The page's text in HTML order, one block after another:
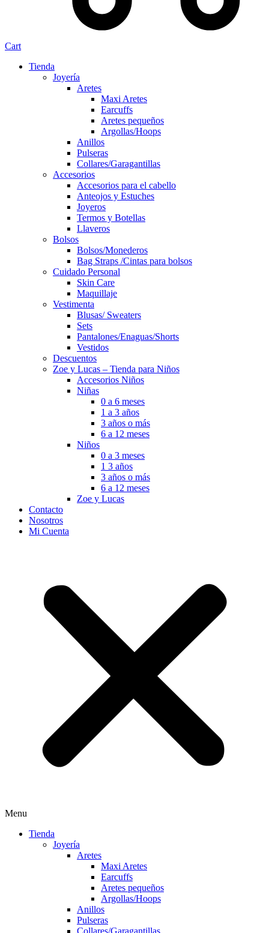
Cart
Tienda
Joyería
Aretes
Maxi Aretes
Earcuffs
Aretes pequeños
Argollas/Hoops
Anillos
Pulseras
Collares/Garagantillas
Accesorios
Accesorios para el cabello
Anteojos y Estuches
Joyeros
Termos y Botellas
Llaveros
Bolsos
Bolsos/Monederos
Bag Straps /Cintas para bolsos
Cuidado Personal
Skin Care
Maquillaje
Vestimenta
Blusas/ Sweaters
Sets
Pantalones/Enaguas/Shorts
Vestidos
Descuentos
Zoe y Lucas – Tienda para Niños
Accesorios Niños
Niñas
0 a 6 meses
1 a 3 años
3 años o más
6 a 12 meses
Niños
0 a 3 meses
1 3 años
3 años o más
6 a 12 meses
Zoe y Lucas
Contacto
Nosotros
Mi Cuenta
Menu
Tienda
Joyería
Aretes
Maxi Aretes
Earcuffs
Aretes pequeños
Argollas/Hoops
Anillos
Pulseras
Collares/Garagantillas